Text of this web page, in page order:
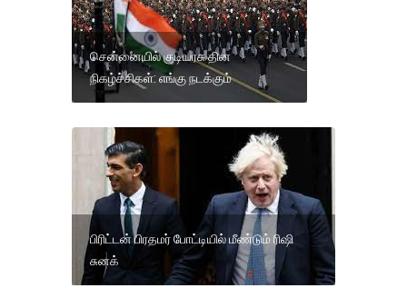
சென்னையில் குடியரசு தின
நிகழ்ச்சிகள்: எங்கு நடக்கும்
பிரிட்டன் பிரதமர் போட்டியில் மீண்டும் ரிஷி
சுனக்